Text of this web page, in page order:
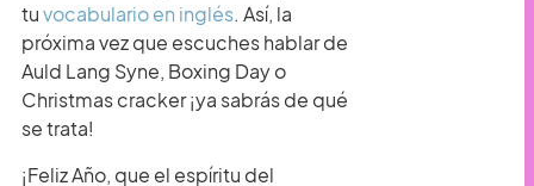
tuvocabulario en inglés. Así, la
próxima vez que escuches hablar de
Auld Lang Syne, Boxing Day o
Christmas cracker ¡ya sabrás de qué
se trata!
¡Feliz Año, que el espíritu del